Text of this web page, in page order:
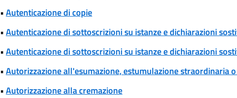
•Autenticazione di copie
•Autenticazione di sottoscrizioni su istanze e dichiarazioni
•Autenticazione di sottoscrizioni su istanze e dichiarazioni
•Autorizzazione all'esumazione, estumulazione straordinaria
•Autorizzazione alla cremazione